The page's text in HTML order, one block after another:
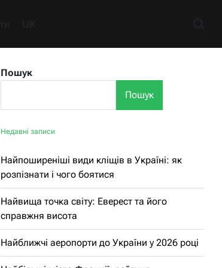
Пошук
Пошук
Недавні записи
Найпоширеніші види кліщів в Україні: як
розпізнати і чого боятися
Найвища точка світу: Еверест та його
справжня висота
Найближчі аеропорти до України у 2026 році